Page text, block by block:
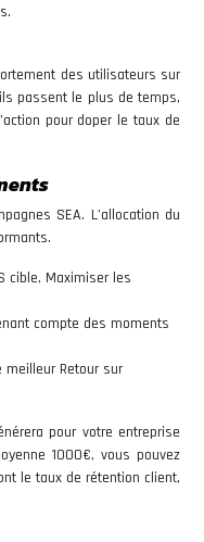
des utilisateurs sur
passent le plus de temps,
pour doper le taux de
SEA. L’allocation du
cible, Maximiser les
compte des moments
meilleur Retour sur
pour votre entreprise
1000€, vous pouvez
le taux de rétention client,